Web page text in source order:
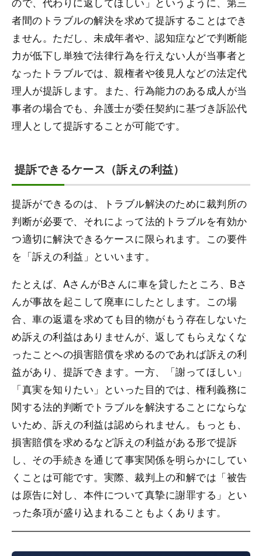
者間のトラブルの解決を求めて提訴することはでき
ません。ただし、未成年者や、認知症などで判断能
力が低下し単独で法律行為を行えない人が当事者と
なったトラブルでは、親権者や後見人などの法定代
理人が提訴します。また、行為能力のある成人が当
事者の場合でも、弁護士が委任契約に基づき訴訟代
理人として提訴することが可能です。
提訴できるケース（訴えの利益）
提訴ができるのは、トラブル解決のために裁判所の
判断が必要で、それによって法的トラブルを有効か
つ適切に解決できるケースに限られます。この要件
を「訴えの利益」といいます。
たとえば、AさんがBさんに車を貸したところ、Bさ
んが事故を起こして廃車にしたとします。この場
合、車の返還を求めても目的物がもう存在しないた
め訴えの利益はありませんが、返してもらえなくな
ったことへの損害賠償を求めるのであれば訴えの利
益があり、提訴できます。一方、「謝ってほしい」
「真実を知りたい」といった目的では、権利義務に
関する法的判断でトラブルを解決することにならな
いため、訴えの利益は認められません。もっとも、
損害賠償を求めるなど訴えの利益がある形で提訴
し、その手続きを通じて事実関係を明らかにしてい
くことは可能です。実際、裁判上の和解では「被告
は原告に対し、本件について真摯に謝罪する」とい
った条項が盛り込まれることもよくあります。